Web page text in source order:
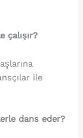
çalışır?
ile
dans eder?